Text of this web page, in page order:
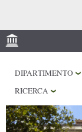
PHD PROGRAM
LABORATORI
BIBLIOTECHE
DIPARTIMENTO
RICERCA